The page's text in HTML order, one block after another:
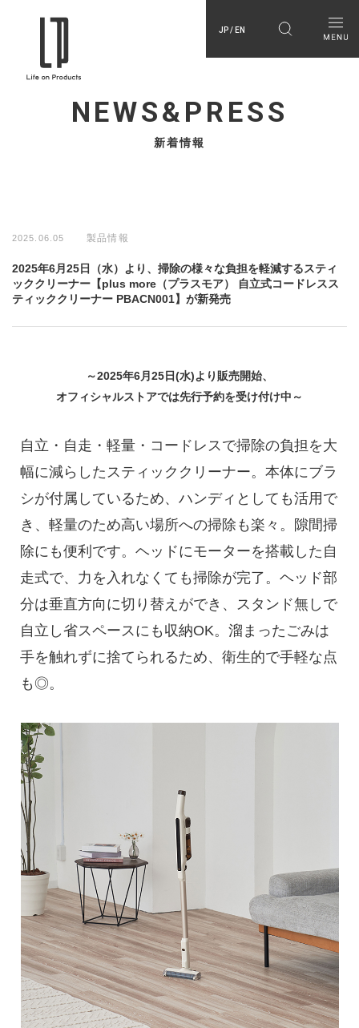
JP / EN
NEWS&PRESS
新着情報
2025.06.05 製品情報
2025年6月25日（水）より、掃除の様々な負担を軽減するスティ
ッククリーナー【plus more（プラスモア） 自立式コードレスス
ティッククリーナー PBACN001】が新発売
～2025年6月25日(水)より販売開始、
オフィシャルストアでは先行予約を受け付け中～
自立・自走・軽量・コードレスで掃除の負担を大
幅に減らしたスティッククリーナー。本体にブラ
シが付属しているため、ハンディとしても活用で
き、軽量のため高い場所への掃除も楽々。隙間掃
除にも便利です。ヘッドにモーターを搭載した自
走式で、力を入れなくても掃除が完了。ヘッド部
分は垂直方向に切り替えができ、スタンド無しで
自立し省スペースにも収納OK。溜まったごみは
手を触れずに捨てられるため、衛生的で手軽な点
も◎。